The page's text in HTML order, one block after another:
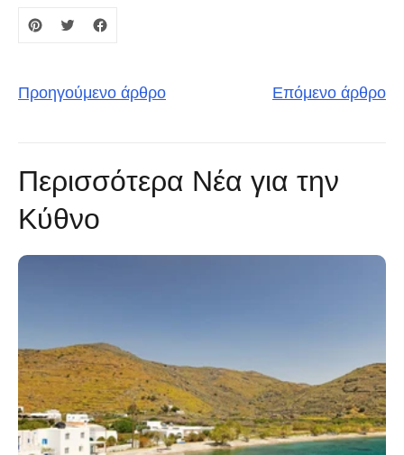
Προηγούμενο άρθρο Επόμενο άρθρο
Περισσότερα Νέα για την
Κύθνο